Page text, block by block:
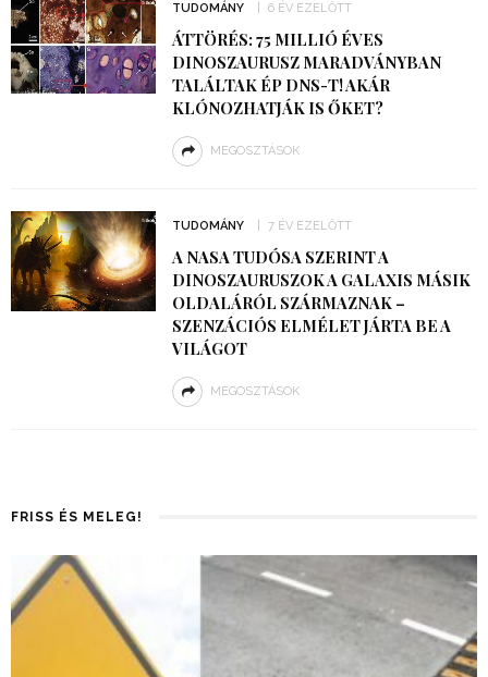
TUDOMÁNY 6 ÉV EZELŐTT
ÁTTÖRÉS: 75 MILLIÓ ÉVES
DINOSZAURUSZ MARADVÁNYBAN
TALÁLTAK ÉP DNS-T! AKÁR
KLÓNOZHATJÁK IS ŐKET?
MEGOSZTÁSOK
TUDOMÁNY 7 ÉV EZELŐTT
A NASA TUDÓSA SZERINT A
DINOSZAURUSZOK A GALAXIS MÁSIK
OLDALÁRÓL SZÁRMAZNAK –
SZENZÁCIÓS ELMÉLET JÁRTA BE A
VILÁGOT
MEGOSZTÁSOK
FRISS ÉS MELEG!